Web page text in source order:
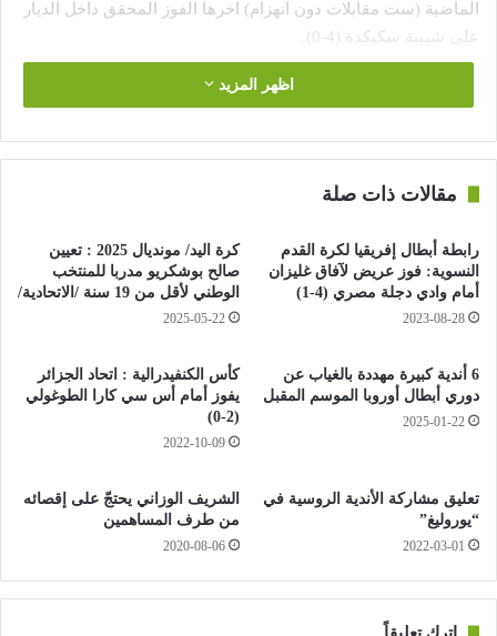
الماضية (ست مقابلات دون انهزام) اخرها الفوز المحقق داخل الديار
على شبيبة سكيكدة (4-0).
للفوز، لكن هذا لا يعني ان شباب قسنطينة سيقبل على نفسه ان
بمجموع 50 نقطة، على تحقيق الزاد الكامل عند استقبالهما على
التوالي لكل من سريع غليزان (المركز ال16 ب26 نقطة) و شبيبة
القبائل (المركز السادس ب42 نقطة)، وذلك من اجل البقاء في مركز
و ان كانت مهمة الشباب يسيرة نسبيا عند استقباله “للسريع”، أول
المهددين بالسقوط و المنهار معنويا بعد هزيمته الاخيرة بقواعده امام
اتحاد الجزائر (2-4)، فإن مهمة شبيبة الساورة ستكون عسيرة عند
لنهائي كأس الكونفدرالية.
اظهر المزيد
مقالات ذات صلة
رابطة أبطال إفريقيا لكرة القدم
النسوية: فوز عريض لآفاق غليزان
أمام وادي دجلة مصري (4-1)
2023-08-28
كرة اليد/ مونديال 2025 : تعيين
صالح بوشكريو مدربا للمنتخب
الوطني لأقل من 19 سنة /الاتحادية/
2025-05-22
6 أندية كبيرة مهددة بالغياب عن
دوري أبطال أوروبا الموسم المقبل
2025-01-22
كأس الكنفيدرالية : اتحاد الجزائر
يفوز أمام أس سي كارا الطوغولي
(2-0)
2022-10-09
تعليق مشاركة الأندية الروسية في
“يوروليغ”
2022-03-01
الشريف الوزاني يحتجّ على إقصائه
من طرف المساهمين
2020-08-06